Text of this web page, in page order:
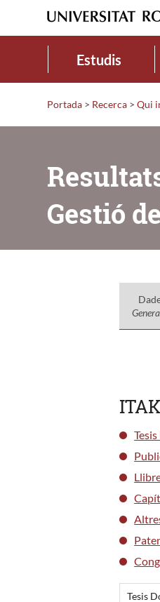
Estudis
Portada > Recerca > Qui
Gestió
Tesis